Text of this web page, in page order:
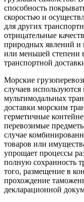
способность
скоростью и
для других
отрицательные
природных явлений и
или меньшей степени
транспортной
Морские
случаев
мультимодальных
доставки морским
герметичные
перевозимые
случае
товаров или
упрощает процессы
полную сохранность
того, размещение в
прохождение
декларационной